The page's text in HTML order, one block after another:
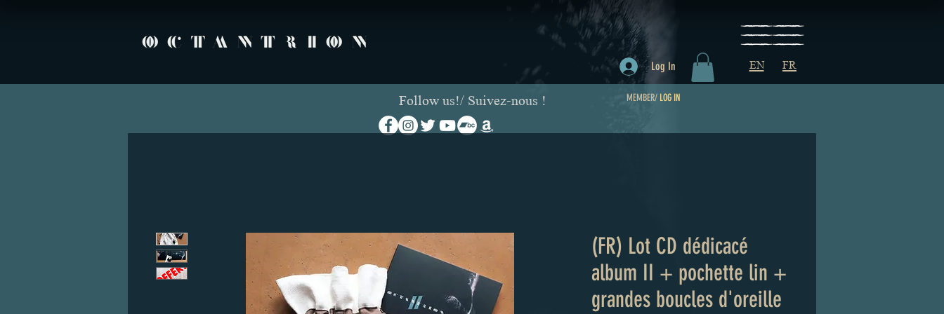
Log In EN FR
Follow us!/ Suivez-nous ! MEMBER/ LOG IN
(FR) Lot CD dédicacé
album II + pochette lin +
grandes boucles d'oreille